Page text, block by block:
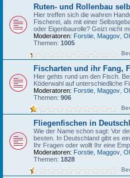
Ruten- und Rollenbau
Hier treffen sich die wahren
Fischerei, als mit einer
oder Eigenbaurolle? Geizt nicht
Moderatoren: Forstie Maggov
Themen: 1005
Fischarten und ihr Fang,
Hier gehts rund um den Fisch.
Köderwahl auf unterschiedliche
Moderatoren: Forstie Maggov
Themen: 906
Fliegenfischen in
Wie der Name schon sagt: Vor
besten. In Deutschland gibt es
Ihr Fragen oder wollt Ihr eine
Moderatoren: Forstie Maggov
Themen: 1828